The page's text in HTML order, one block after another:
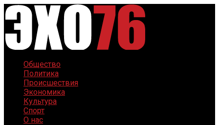
Общество
Политика
Происшествия
Экономика
Культура
Спорт
О нас